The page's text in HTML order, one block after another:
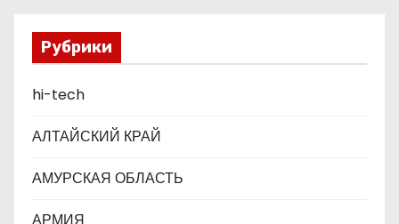
п
Рубрики
hi-tech
АЛТАЙСКИЙ КРАЙ
АМУРСКАЯ ОБЛАСТЬ
АРМИЯ